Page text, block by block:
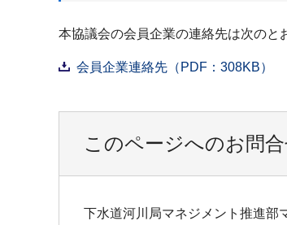
本協議会の会員企業の連絡先は次のと
会員企業連絡先（PDF：308KB）
このページへのお問
下水道河川局マネジメント推進部